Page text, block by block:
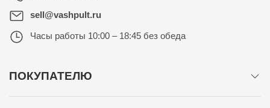
sell@vashpult.ru
Часы работы 10:00 – 18:45 без обеда
ПОКУПАТЕЛЮ